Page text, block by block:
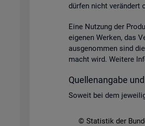
dür­fen nicht ver­än­dert
Eine Nut­zung der
ei­ge­nen Wer­ken, das
aus­ge­nom­men sind
macht wird. Wei­te­re
Quel­len­an­ga­be
So­weit bei dem
© Sta­tis­tik der